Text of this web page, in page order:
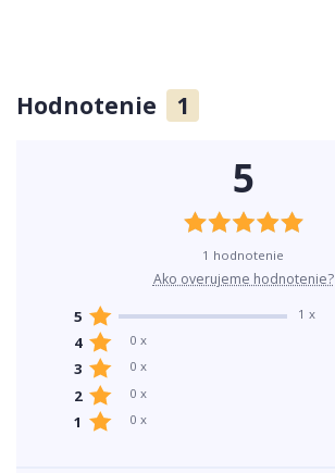
Hodnotenie 1
5
1 hodnotenie
Ako overujeme hodnotenie?
5 1 x
4 0 x
3 0 x
2 0 x
1 0 x